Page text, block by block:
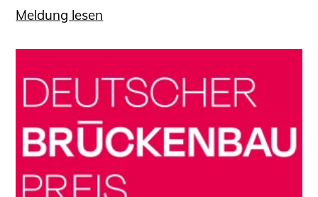
Meldung lesen